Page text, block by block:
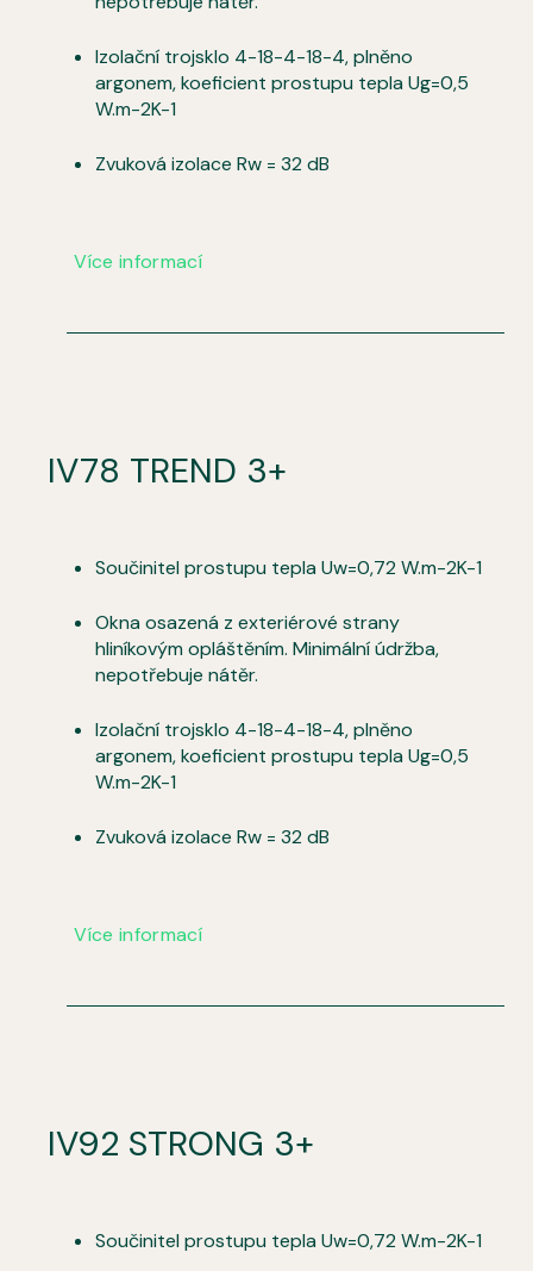
Izolační trojsklo 4-18-4-18-4, plněno
argonem, koeficient prostupu tepla Ug=0,5
W.m-2K-1
Zvuková izolace Rw = 32 dB
Více informací
IV78 TREND 3+
Součinitel prostupu tepla Uw=0,72 W.m-2K-1
Okna osazená z exteriérové strany
hliníkovým opláštěním. Minimální údržba,
nepotřebuje nátěr.
Izolační trojsklo 4-18-4-18-4, plněno
argonem, koeficient prostupu tepla Ug=0,5
W.m-2K-1
Zvuková izolace Rw = 32 dB
Více informací
IV92 STRONG 3+
Součinitel prostupu tepla Uw=0,72 W.m-2K-1